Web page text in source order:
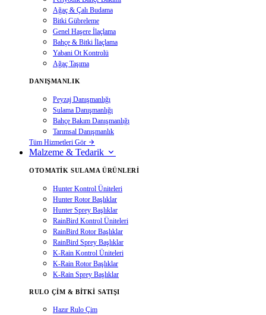
Ağaç & Çalı Budama
Bitki Gübreleme
Genel Haşere İlaçlama
Bahçe & Bitki İlaçlama
Yabani Ot Kontrolü
Ağaç Taşıma
DANIŞMANLIK
Peyzaj Danışmanlığı
Sulama Danışmanlığı
Bahçe Bakım Danışmanlığı
Tarımsal Danışmanlık
Tüm Hizmetleri Gör
Malzeme & Tedarik
OTOMATIK SULAMA ÜRÜNLERI
Hunter Kontrol Üniteleri
Hunter Rotor Başlıklar
Hunter Sprey Başlıklar
RainBird Kontrol Üniteleri
RainBird Rotor Başlıklar
RainBird Sprey Başlıklar
K-Rain Kontrol Üniteleri
K-Rain Rotor Başlıklar
K-Rain Sprey Başlıklar
RULO ÇIM & BITKI SATIŞI
Hazır Rulo Çim